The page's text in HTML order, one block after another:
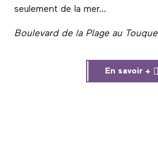
seulement de la mer…
Boulevard de la Plage au
En savoir +